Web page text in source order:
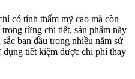
có tính thẩm mỹ cao mà còn
từng chi tiết, sản phẩm này
ban đầu trong nhiều năm sử
tiết kiệm được chi phí thay